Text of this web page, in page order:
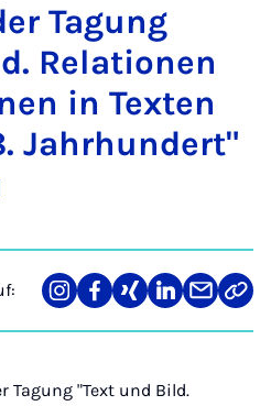
Ta­gung
Re­la­ti­o­nen
in Tex­ten
Jahr­hun­dert"
Teilen
auf
Teilen
auf
Teilen
auf
Teilen
auf
Teilen
über
Link
Tagung "Text und Bild.